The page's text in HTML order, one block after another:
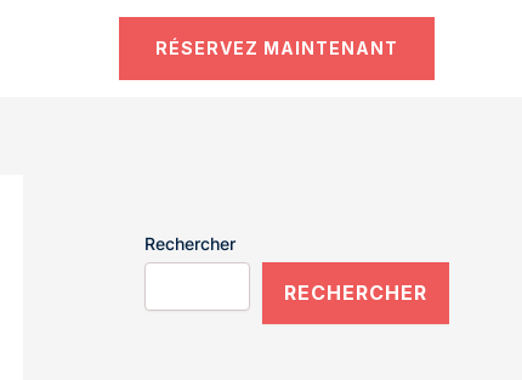
RÉSERVEZ MAINTENANT
Rechercher
RECHERCHER